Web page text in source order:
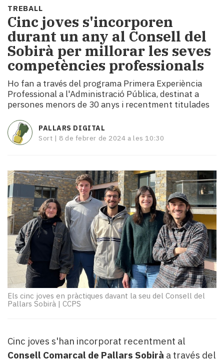
Societat
Política
i
municipis
Economia
i
turisme
Cultura
Esports
Mai
tant!
TV
i
temps
Reportatges
Entrevistes
Enquestes
A
escena!
Dis
la
teva!
Subscriptors
La
newsletter
Contingut
patrocinat
TREBALL
Cinc joves s'incorporen
durant un any al Consell del
Sobirà per millorar les seves
competències professionals
Ho fan a través del programa Primera Experiència
Professional a l'Administració Pública, destinat a
persones menors de 30 anys i recentment titulades
PALLARS DIGITAL
Sort | 8 de febrer de 2024 a les 10:30
Els cinc joves en pràctiques davant la seu del Consell del
Pallars Sobirà | CCPS
Cinc joves s'han incorporat recentment al
Consell Comarcal de Pallars Sobirà a través del